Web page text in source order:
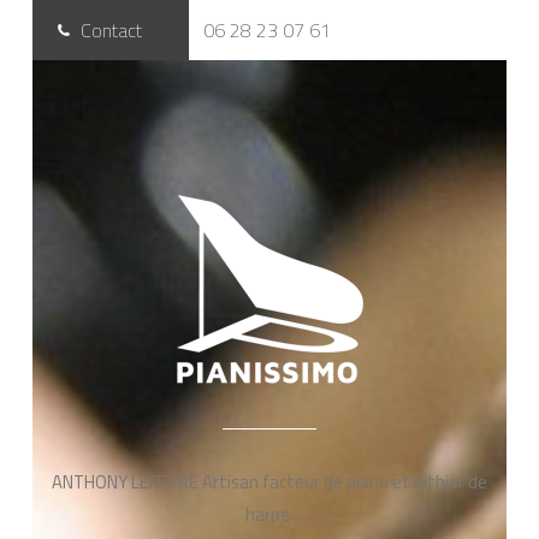
Contact 06 28 23 07 61
ANTHONY LEFEVRE Artisan facteur de piano et luthier de
harpe.